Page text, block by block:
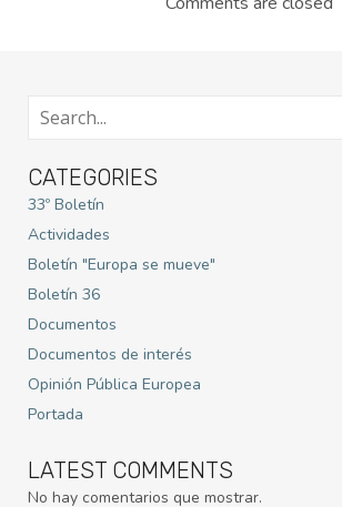
CATEGORIES
33º Boletín
Actividades
Boletín "Europa se mueve"
Boletín 36
Documentos
Documentos de interés
Opinión Pública Europea
Portada
LATEST COMMENTS
No hay comentarios que mostrar.